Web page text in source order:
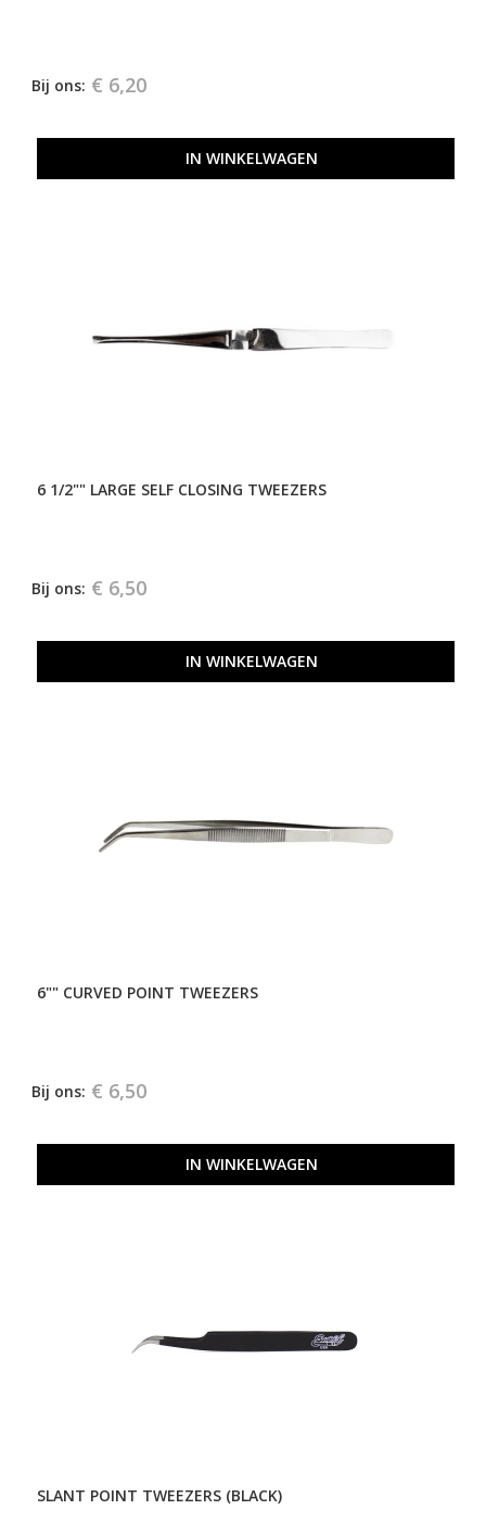
Bij ons: € 6,20
IN WINKELWAGEN
6 1/2"" LARGE SELF CLOSING TWEEZERS
Bij ons: € 6,50
IN WINKELWAGEN
6"" CURVED POINT TWEEZERS
Bij ons: € 6,50
IN WINKELWAGEN
SLANT POINT TWEEZERS (BLACK)